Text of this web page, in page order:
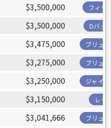
$3,500,000 フィリ
$3,500,000 Dバッ
$3,475,000 ブリュ
$3,275,000 ブリュ
$3,250,000 ジャイ
$3,150,000 レッ
$3,041,666 ブリュ